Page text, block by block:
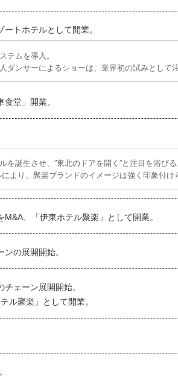
ートホテルとして開業。
テムを導入。
ダンサーによるショーは、業界初の試みとして
食堂」開業。
誕生させ、”東北のドアを開く”と注目を浴びる
より、聚楽ブランドのイメージは強く印象付け
、「伊東ホテル聚楽」として開業。
の展開開始。
ェーン展開開始。
ル聚楽」として開業。